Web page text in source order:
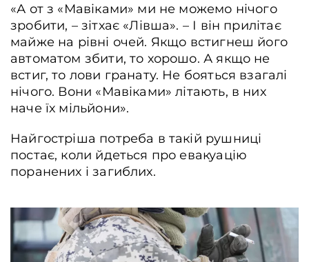
«А от з «Мавіками» ми не можемо нічого
зробити, – зітхає «Лівша». – І він прилітає
майже на рівні очей. Якщо встигнеш його
автоматом збити, то хорошо. А якщо не
встиг, то лови гранату. Не бояться взагалі
нічого. Вони «Мавіками» літають, в них
наче їх мільйони».
Найгостріша потреба в такій рушниці
постає, коли йдеться про евакуацію
поранених і загиблих.